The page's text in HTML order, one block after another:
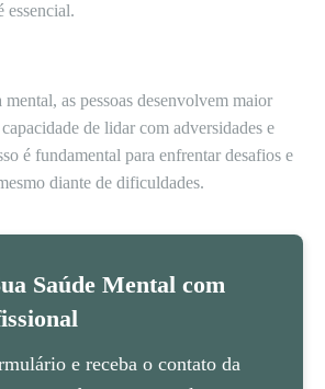
essencial.
as pessoas desenvolvem maior
de lidar com adversidades e
é fundamental para enfrentar desafios e
diante de dificuldades.
Saúde Mental com
e receba o contato da